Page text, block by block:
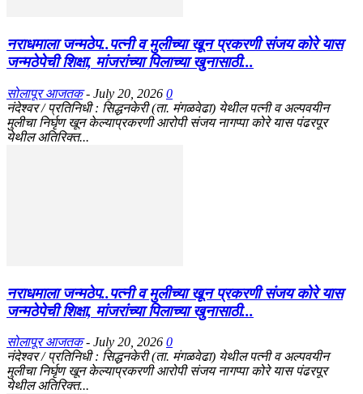
नराधमाला जन्मठेप..पत्नी व मुलीच्या खून प्रकरणी संजय कोरे यास
जन्मठेपेची शिक्षा, मांजरांच्या पिलाच्या खुनासाठी...
सोलापूर आजतक - July 20, 2026 0
नंदेश्वर / प्रतिनिधी : सिद्धनकेरी (ता. मंगळवेढा) येथील पत्नी व अल्पवयीन
मुलीचा निर्घृण खून केल्याप्रकरणी आरोपी संजय नागप्पा कोरे यास पंढरपूर
येथील अतिरिक्त...
नराधमाला जन्मठेप..पत्नी व मुलीच्या खून प्रकरणी संजय कोरे यास
जन्मठेपेची शिक्षा, मांजरांच्या पिलाच्या खुनासाठी...
सोलापूर आजतक - July 20, 2026 0
नंदेश्वर / प्रतिनिधी : सिद्धनकेरी (ता. मंगळवेढा) येथील पत्नी व अल्पवयीन
मुलीचा निर्घृण खून केल्याप्रकरणी आरोपी संजय नागप्पा कोरे यास पंढरपूर
येथील अतिरिक्त...